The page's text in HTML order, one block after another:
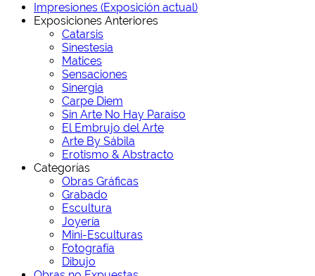
Impresiones (Exposición actual)
Exposiciones Anteriores
Catarsis
Sinestesia
Matices
Sensaciones
Sinergia
Carpe Diem
Sin Arte No Hay Paraíso
El Embrujo del Arte
Arte By Sábila
Erotismo & Abstracto
Categorías
Obras Gráficas
Grabado
Escultura
Joyería
Mini-Esculturas
Fotografía
Dibujo